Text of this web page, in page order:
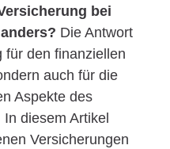
bei
Die Antwort
für den finanziellen
auch für die
Aspekte des
diesem Artikel
Versicherungen